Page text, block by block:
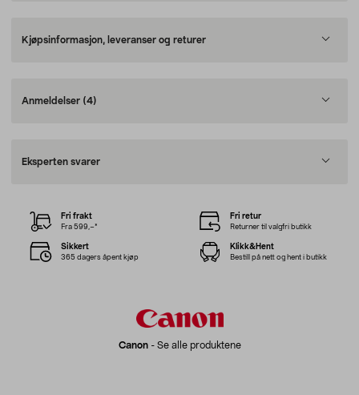
Kjøpsinformasjon, leveranser og returer
Anmeldelser (4)
Eksperten svarer
Canon- Se alle produktene
Fri frakt
Fra 599,–*
Fri retur
Returner til valgfri butikk
Sikkert
365 dagers åpent kjøp
Klikk&Hent
Bestill på nett og hent i butikk